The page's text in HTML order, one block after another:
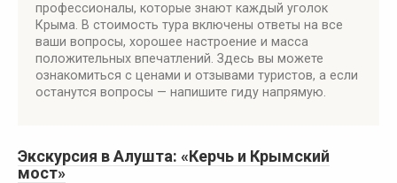
профессионалы, которые знают каждый уголок
Крыма. В стоимость тура включены ответы на все
ваши вопросы, хорошее настроение и масса
положительных впечатлений. Здесь вы можете
ознакомиться с ценами и отзывами туристов, а если
останутся вопросы — напишите гиду напрямую.
Экскурсия в Алушта: «Керчь и Крымский
мост»